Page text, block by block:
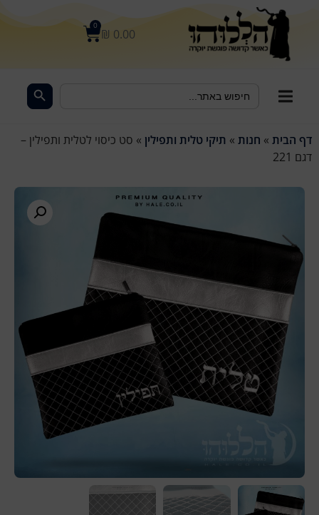
₪ 0.00
0
for:
דף הבית » חנות » תיקי טלית ותפילין » סט כיסוי לטלית ותפילין –
דגם 221